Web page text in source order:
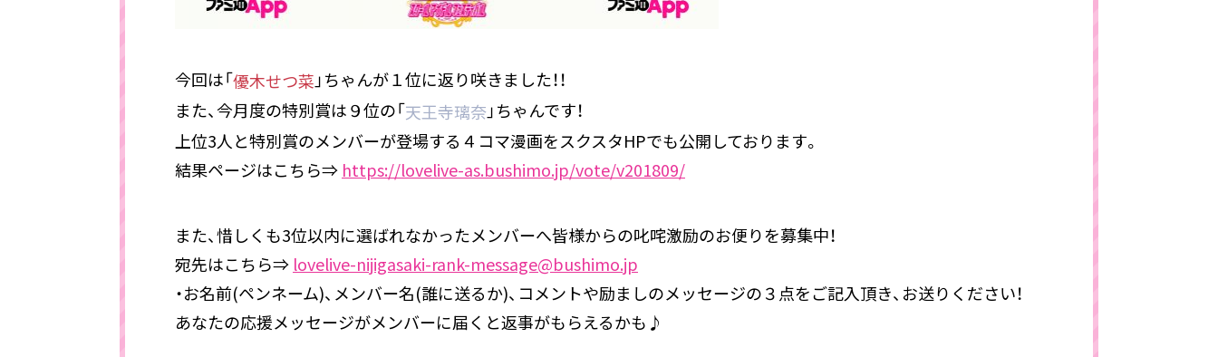
今回は「優木せつ菜」ちゃんが１位に返り咲きました！！
また、今月度の特別賞は９位の「天王寺璃奈」ちゃんです！
上位3人と特別賞のメンバーが登場する４コマ漫画をスクスタHPでも公開しております。
結果ページはこちら⇒ https://lovelive-as.bushimo.jp/vote/v201809/
また、惜しくも3位以内に選ばれなかったメンバーへ皆様からの叱咤激励のお便りを募集中！
宛先はこちら⇒ lovelive-nijigasaki-rank-message@bushimo.jp
・お名前(ペンネーム)、メンバー名(誰に送るか)、コメントや励ましのメッセージの３点をご記入頂き、お送りください！
あなたの応援メッセージがメンバーに届くと返事がもらえるかも♪